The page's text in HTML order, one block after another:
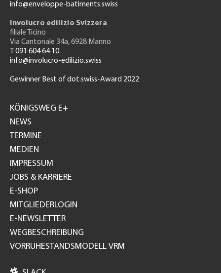
info@enveloppe-batiments.swiss
Involucro edilizio Svizzera
filiale Ticino
Via Cantonale 34a, 6928 Manno
T 091 604 64 10
info@involucro-edilizio.swiss
Gewinner Best of dot.swiss-Award 2022
GH
KÖNIGSWEG E+
NEWS
TERMINE
MEDIEN
IMPRESSUM
JOBS & KARRIERE
E-SHOP
MITGLIEDERLOGIN
E-NEWSLETTER
WEGBESCHREIBUNG
VORRUHESTANDSMODELL VRM